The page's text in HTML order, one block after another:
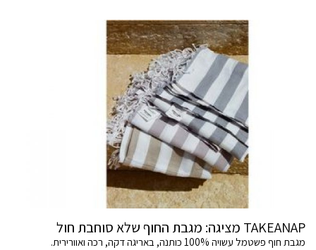
TAKEANAP מציגה: מגבת החוף שלא סוחבת חול
מגבת חוף פשטמל עשויה 100% כותנה, באריגה דקה, רכה ואוורירית.